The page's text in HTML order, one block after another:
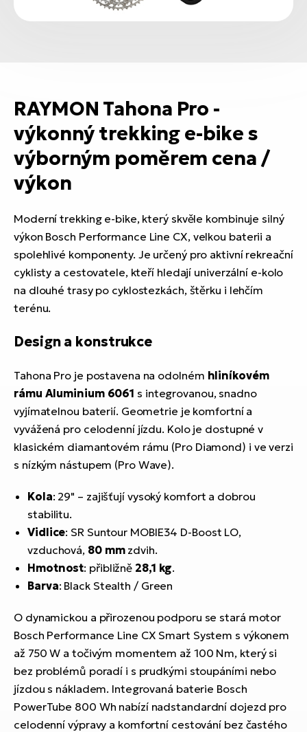
RAYMON Tahona Pro -
výkonný trekking e-bike s
výborným poměrem cena /
výkon
Moderní trekking e-bike, který skvěle kombinuje silný
výkon Bosch Performance Line CX, velkou baterii a
spolehlivé komponenty. Je určený pro aktivní rekreační
cyklisty a cestovatele, kteří hledají univerzální e-kolo
na dlouhé trasy po cyklostezkách, štěrku i lehčím
terénu.
Design a konstrukce
Tahona Pro je postavena na odolném hliníkovém
rámu Aluminium 6061 s integrovanou, snadno
vyjímatelnou baterií. Geometrie je komfortní a
vyvážená pro celodenní jízdu. Kolo je dostupné v
klasickém diamantovém rámu (Pro Diamond) i ve verzi
s nízkým nástupem (Pro Wave).
Kola: 29" – zajišťují vysoký komfort a dobrou
stabilitu.
Vidlice: SR Suntour MOBIE34 D-Boost LO,
vzduchová, 80 mmzdvih.
Hmotnost: přibližně 28,1 kg.
Barva: Black Stealth / Green
O dynamickou a přirozenou podporu se stará motor
Bosch Performance Line CX Smart System s výkonem
až 750 W a točivým momentem až 100 Nm, který si
bez problémů poradí i s prudkými stoupáními nebo
jízdou s nákladem. Integrovaná baterie Bosch
PowerTube 800 Wh nabízí nadstandardní dojezd pro
celodenní výpravy a komfortní cestování bez častého